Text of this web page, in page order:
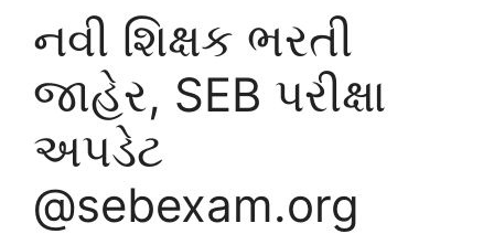
નવી શિક્ષક ભરતી
જાહેર, SEB પરીક્ષા
અપડેટ
@sebexam.org